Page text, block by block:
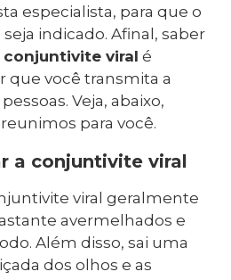
especialista, para que o
indicado. Afinal, saber
viral é
que você transmita a
Veja, abaixo,
para você.
a conjuntivite viral
viral geralmente
avermelhados e
Além disso, sai uma
dos olhos e as